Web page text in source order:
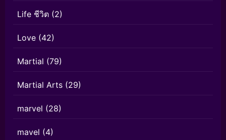
Life ชีวิต (2)
Love (42)
Martial (79)
Martial Arts (29)
marvel (28)
mavel (4)